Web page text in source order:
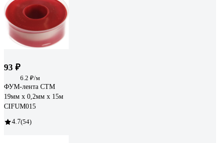
93 ₽
6.2 ₽/м
ФУМ-лента СТМ
19мм х 0,2мм х 15м
CIFUM015
4.7(54)